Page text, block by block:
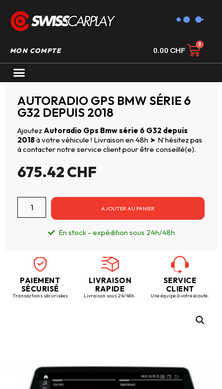
MON COMPTE 0.00 CHF
AUTORADIO GPS BMW SÉRIE 6
G32 DEPUIS 2018
Ajoutez Autoradio Gps Bmw série 6 G32 depuis
2018à votre véhicule ! Livraison en 48h ➤ N'hésitez pas
à contacter notre service client pour être conseillé(e).
675.42CHF
AJOUTER AU PANIER
En stock - expédition sous 24h/48h
PAIEMENT
SÉCURISÉ
Transactions sécurisées
LIVRAISON
RAPIDE
Livraison sous 24/48h.
SERVICE
CLIENT
Une équipe à votre écoute.